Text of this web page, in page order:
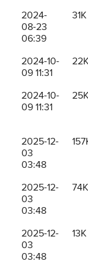
2024-
08-23
06:39
31K
2024-10-
09 11:31
2024-10-
09 11:31
2025-12-
03
03:48
2025-12-
03
03:48
74K
2025-12-
03
03:48
13K